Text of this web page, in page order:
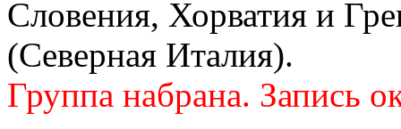
Словения, Хорватия и
(Северная Италия).
Группа набрана. Запись